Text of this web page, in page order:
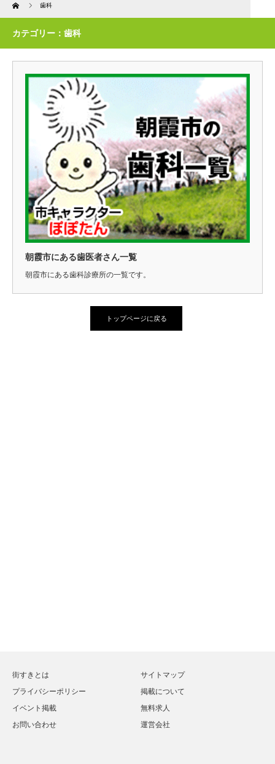
Home 歯科
カテゴリー：歯科
朝霞市にある歯医者さん一覧
朝霞市にある歯科診療所の一覧です。
トップページに戻る
街すきとは
サイトマップ
プライバシーポリシー
掲載について
イベント掲載
無料求人
お問い合わせ
運営会社